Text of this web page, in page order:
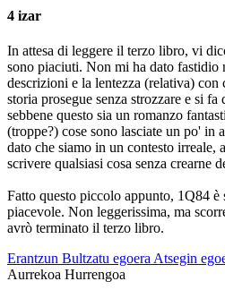
4 izar
In attesa di leggere il terzo libro, vi
sono piaciuti. Non mi ha dato fastidio
descrizioni e la lentezza (relativa)
storia prosegue senza strozzare e si
sebbene questo sia un romanzo
(troppe?) cose sono lasciate un po' in
dato che siamo in un contesto irreale,
scrivere qualsiasi cosa senza crearne
Fatto questo piccolo appunto, 1Q84 è
piacevole. Non leggerissima, ma
avrò terminato il terzo libro.
Erantzun Bultzatu egoera Atsegin
Aurrekoa Hurrengoa